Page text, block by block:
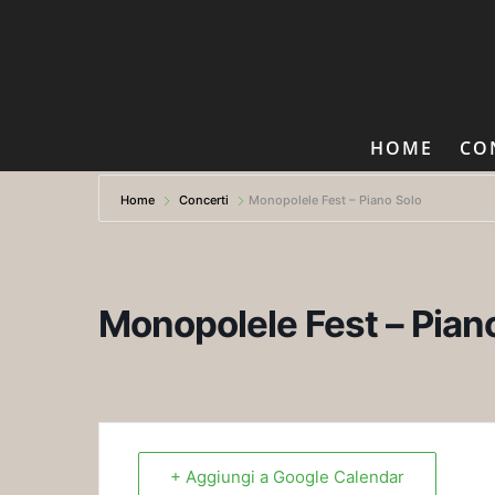
HOME
Home Concerti Monopolele Fest – Piano Solo
Monopolele Fest –
+ Aggiungi a Google Calendar